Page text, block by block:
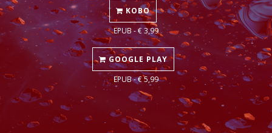
KOBO
EPUB - € 3,99
GOOGLE PLAY
EPUB - € 5,99